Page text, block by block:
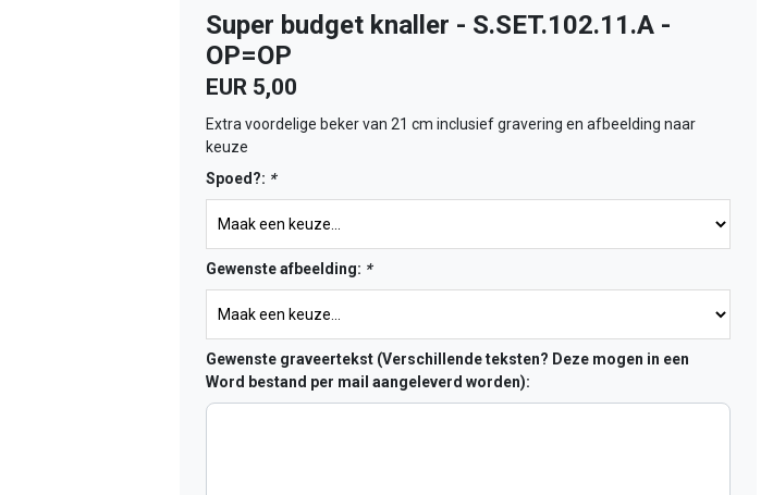
Super budget knaller - S.SET.102.11.A -
OP=OP
EUR 5,00
Extra voordelige beker van 21 cm inclusief gravering en afbeelding naar
keuze
Spoed?: *
Gewenste afbeelding: *
Gewenste graveertekst (Verschillende teksten? Deze mogen in een
Word bestand per mail aangeleverd worden):